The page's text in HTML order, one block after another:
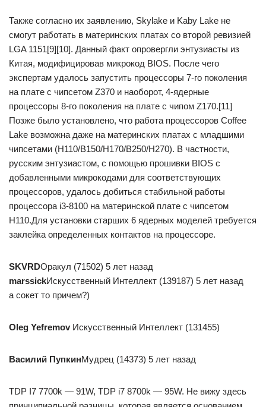
Также согласно их заявлению, Skylake и Kaby Lake не
смогут работать в материнских платах со второй ревизией
LGA 1151[9][10]. Данный факт опровергли энтузиасты из
Китая, модифицировав микрокод BIOS. После чего
экспертам удалось запустить процессоры 7-го поколения
на плате с чипсетом Z370 и наоборот, 4-ядерные
процессоры 8-го поколения на плате с чипом Z170.[11]
Позже было установлено, что работа процессоров Coffee
Lake возможна даже на материнских платах с младшими
чипсетами (H110/B150/H170/B250/H270). В частности,
русским энтузиастом, с помощью прошивки BIOS с
добавленными микрокодами для соответствующих
процессоров, удалось добиться стабильной работы
процессора i3-8100 на материнской плате с чипсетом
H110.Для установки старших 6 ядерных моделей требуется
заклейка определенных контактов на процессоре.
SKVRDОракул (71502) 5 лет назад
mаrssiсkИскусственный Интеллект (139187) 5 лет назад
а сокет то причем?)
Oleg Yefremov Искусственный Интеллект (131455)
Василий ПупкинМудрец (14373) 5 лет назад
TDP I7 7700k — 91W, TDP i7 8700k — 95W. Не вижу здесь